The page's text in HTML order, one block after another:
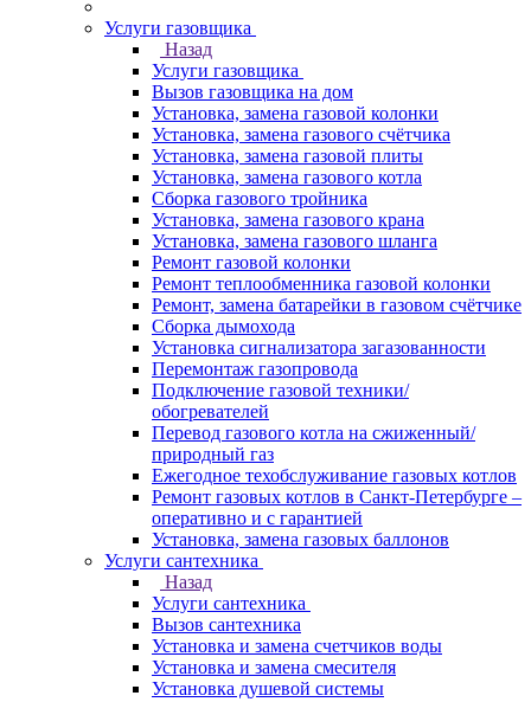
Услуги газовщика
Назад
Услуги газовщика
Вызов газовщика на дом
Установка, замена газовой колонки
Установка, замена газового счётчика
Установка, замена газовой плиты
Установка, замена газового котла
Сборка газового тройника
Установка, замена газового крана
Установка, замена газового шланга
Ремонт газовой колонки
Ремонт теплообменника газовой колонки
Ремонт, замена батарейки в газовом счётчике
Сборка дымохода
Установка сигнализатора загазованности
Перемонтаж газопровода
Подключение газовой техники/
обогревателей
Перевод газового котла на сжиженный/
природный газ
Ежегодное техобслуживание газовых котлов
Ремонт газовых котлов в Санкт-Петербурге –
оперативно и с гарантией
Установка, замена газовых баллонов
Услуги сантехника
Назад
Услуги сантехника
Вызов сантехника
Установка и замена счетчиков воды
Установка и замена смесителя
Установка душевой системы